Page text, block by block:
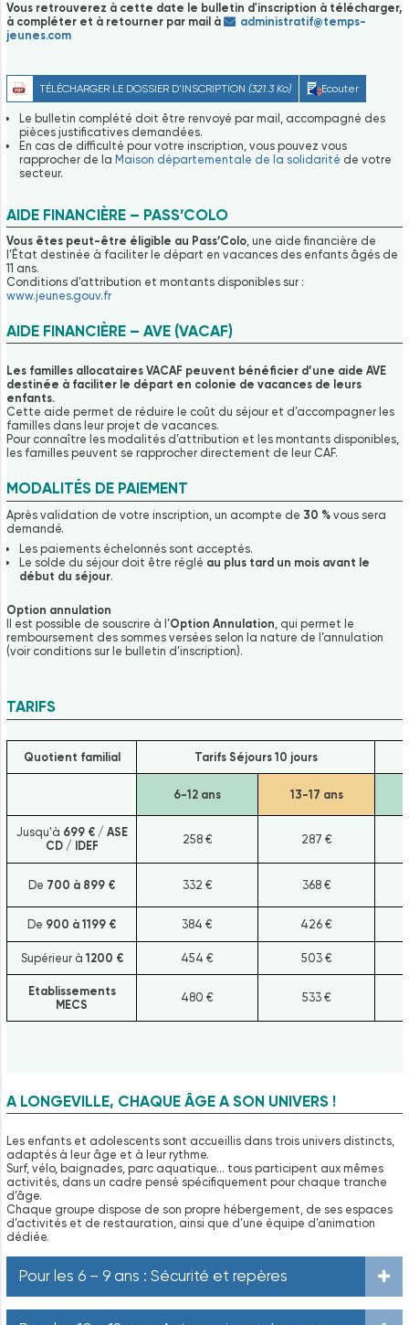
Vous retrouverez à cette date le bulletin d'inscription à télécharger,
à compléter et à retourner par mail à
administratif@temps-
jeunes.com
TÉLÉCHARGER LE DOSSIER D'INSCRIPTION (321.3 Ko) Ecouter
Le bulletin complété doit être renvoyé par mail, accompagné des
pièces justificatives demandées.
En cas de difficulté pour votre inscription, vous pouvez vous
rapprocher de la Maison départementale de la solidarité de votre
secteur.
AIDE FINANCIÈRE – PASS’COLO
Vous êtes peut-être éligible au Pass’Colo, une aide financière de
l’État destinée à faciliter le départ en vacances des enfants âgés de
11 ans.
Conditions d’attribution et montants disponibles sur :
www.jeunes.gouv.fr
AIDE FINANCIÈRE – AVE (VACAF)
Les familles allocataires VACAF peuvent bénéficier d’une aide AVE
destinée à faciliter le départ en colonie de vacances de leurs
enfants.
Cette aide permet de réduire le coût du séjour et d’accompagner les
familles dans leur projet de vacances.
Pour connaître les modalités d’attribution et les montants disponibles,
les familles peuvent se rapprocher directement de leur CAF.
MODALITÉS DE PAIEMENT
Après validation de votre inscription, un acompte de 30 % vous sera
demandé.
Les paiements échelonnés sont acceptés.
Le solde du séjour doit être réglé au plus tard un mois avant le
début du séjour.
Option annulation
Il est possible de souscrire à l’Option Annulation , qui permet le
remboursement des sommes versées selon la nature de l’annulation
(voir conditions sur le bulletin d’inscription).
TARIFS
Quotient familial Tarifs Séjours 10 jours
6-12 ans 13-17 ans
Jusqu'à 699 € / ASE
CD / IDEF
258 € 287 €
De 700 à 899 € 332 € 368 €
De 900 à 1199 € 384 € 426 €
Supérieur à 1200 € 454 € 503 €
Etablissements
MECS
480 € 533 €
A LONGEVILLE, CHAQUE ÂGE A SON UNIVERS !
Les enfants et adolescents sont accueillis dans trois univers distincts,
adaptés à leur âge et à leur rythme.
Surf, vélo, baignades, parc aquatique… tous participent aux mêmes
activités, dans un cadre pensé spécifiquement pour chaque tranche
d’âge.
Chaque groupe dispose de son propre hébergement, de ses espaces
d’activités et de restauration, ainsi que d’une équipe d’animation
dédiée.
Pour les 6 – 9 ans : Sécurité et repères